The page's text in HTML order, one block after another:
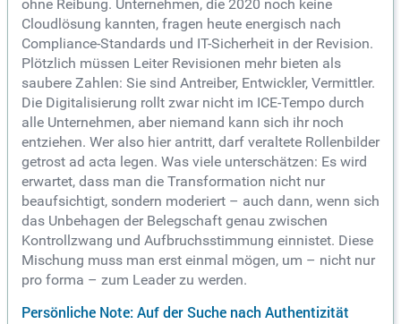
ohne Reibung. Unternehmen, die 2020 noch keine
Cloudlösung kannten, fragen heute energisch nach
Compliance-Standards und IT-Sicherheit in der Revision.
Plötzlich müssen Leiter Revisionen mehr bieten als
saubere Zahlen: Sie sind Antreiber, Entwickler, Vermittler.
Die Digitalisierung rollt zwar nicht im ICE-Tempo durch
alle Unternehmen, aber niemand kann sich ihr noch
entziehen. Wer also hier antritt, darf veraltete Rollenbilder
getrost ad acta legen. Was viele unterschätzen: Es wird
erwartet, dass man die Transformation nicht nur
beaufsichtigt, sondern moderiert – auch dann, wenn sich
das Unbehagen der Belegschaft genau zwischen
Kontrollzwang und Aufbruchsstimmung einnistet. Diese
Mischung muss man erst einmal mögen, um – nicht nur
pro forma – zum Leader zu werden.
Persönliche Note: Auf der Suche nach Authentizität